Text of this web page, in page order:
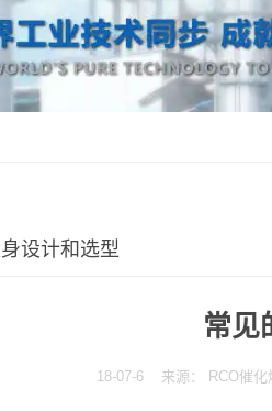
设计和选型
常见
18-07-6 来源： RCO催化